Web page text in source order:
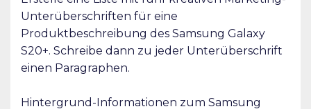
Unterüberschriften für eine
Produktbeschreibung des Samsung Galaxy
S20+. Schreibe dann zu jeder Unterüberschrift
einen Paragraphen.
Hintergrund-Informationen zum Samsung